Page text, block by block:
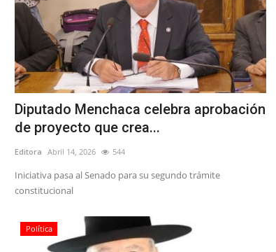
Diputado Menchaca celebra aprobación
de proyecto que crea...
Editora Abril 14, 2026 544
Iniciativa pasa al Senado para su segundo trámite
constitucional
Política